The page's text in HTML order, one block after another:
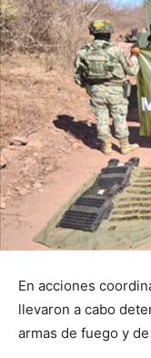
En acciones
llevaron a cabo
armas de fuego y